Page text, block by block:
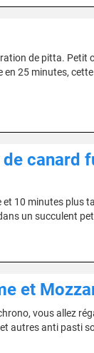
de pitta. Petit
en 25 minutes,
canard
10 minutes plus
un succulent
et
vous allez
autres anti pasti